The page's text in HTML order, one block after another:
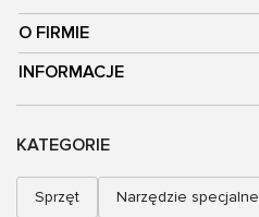
O FIRMIE
INFORMACJE
KATEGORIE
Sprzęt Narzędzie specjalne